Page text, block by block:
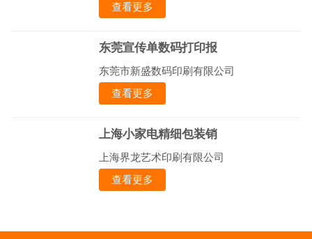
查看更多
东莞宣传单数码打印报
东莞市新盛数码印刷有限公司
查看更多
上海小家电精细包装销
上海界龙艺术印刷有限公司
查看更多